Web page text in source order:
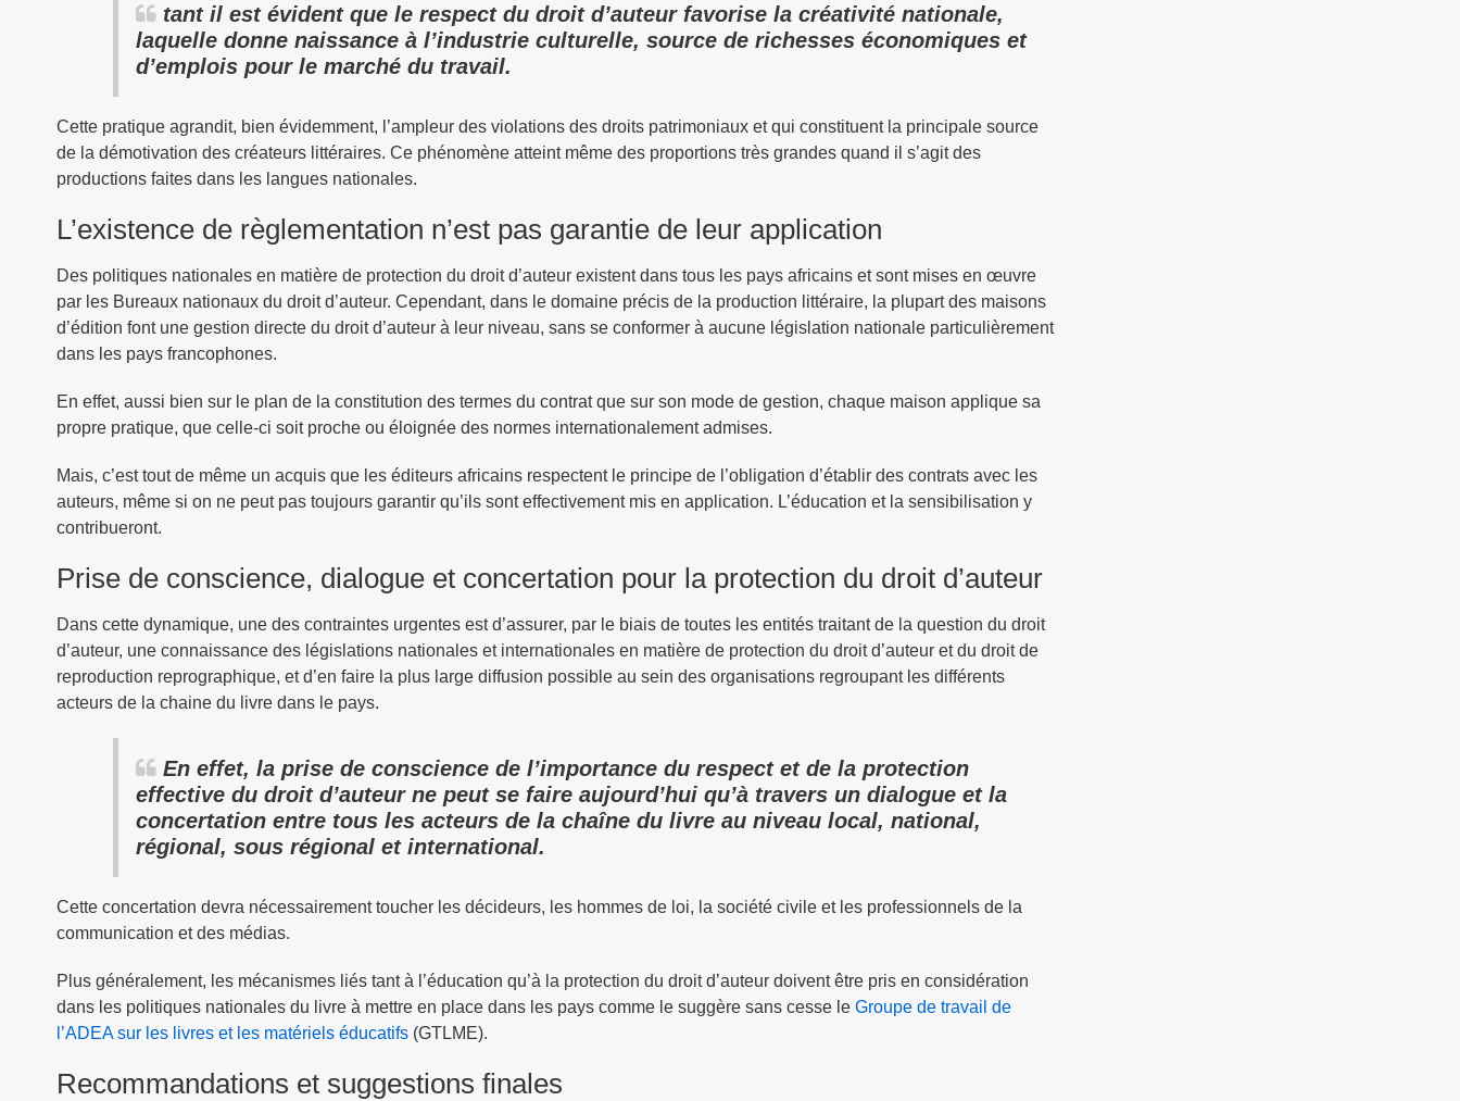
tant il est évident que le respect du droit d’auteur favorise la créativité nationale,
laquelle donne naissance à l’industrie culturelle, source de richesses économiques et
d’emplois pour le marché du travail.
Cette pratique agrandit, bien évidemment, l’ampleur des violations des droits patrimoniaux et qui constituent la principale source
de la démotivation des créateurs littéraires. Ce phénomène atteint même des proportions très grandes quand il s’agit des
productions faites dans les langues nationales.
L’existence de règlementation n’est pas garantie de leur application
Des politiques nationales en matière de protection du droit d’auteur existent dans tous les pays africains et sont mises en œuvre
par les Bureaux nationaux du droit d’auteur. Cependant, dans le domaine précis de la production littéraire, la plupart des maisons
d’édition font une gestion directe du droit d’auteur à leur niveau, sans se conformer à aucune législation nationale particulièrement
dans les pays francophones.
En effet, aussi bien sur le plan de la constitution des termes du contrat que sur son mode de gestion, chaque maison applique sa
propre pratique, que celle-ci soit proche ou éloignée des normes internationalement admises.
Mais, c’est tout de même un acquis que les éditeurs africains respectent le principe de l’obligation d’établir des contrats avec les
auteurs, même si on ne peut pas toujours garantir qu’ils sont effectivement mis en application. L’éducation et la sensibilisation y
contribueront.
Prise de conscience, dialogue et concertation pour la protection du droit d’auteur
Dans cette dynamique, une des contraintes urgentes est d’assurer, par le biais de toutes les entités traitant de la question du droit
d’auteur, une connaissance des législations nationales et internationales en matière de protection du droit d’auteur et du droit de
reproduction reprographique, et d’en faire la plus large diffusion possible au sein des organisations regroupant les différents
acteurs de la chaine du livre dans le pays.
En effet, la prise de conscience de l’importance du respect et de la protection
effective du droit d’auteur ne peut se faire aujourd’hui qu’à travers un dialogue et la
concertation entre tous les acteurs de la chaîne du livre au niveau local, national,
régional, sous régional et international.
Cette concertation devra nécessairement toucher les décideurs, les hommes de loi, la société civile et les professionnels de la
communication et des médias.
Plus généralement, les mécanismes liés tant à l’éducation qu’à la protection du droit d’auteur doivent être pris en considération
dans les politiques nationales du livre à mettre en place dans les pays comme le suggère sans cesse le Groupe de travail de
l’ADEA sur les livres et les matériels éducatifs (GTLME).
Recommandations et suggestions finales